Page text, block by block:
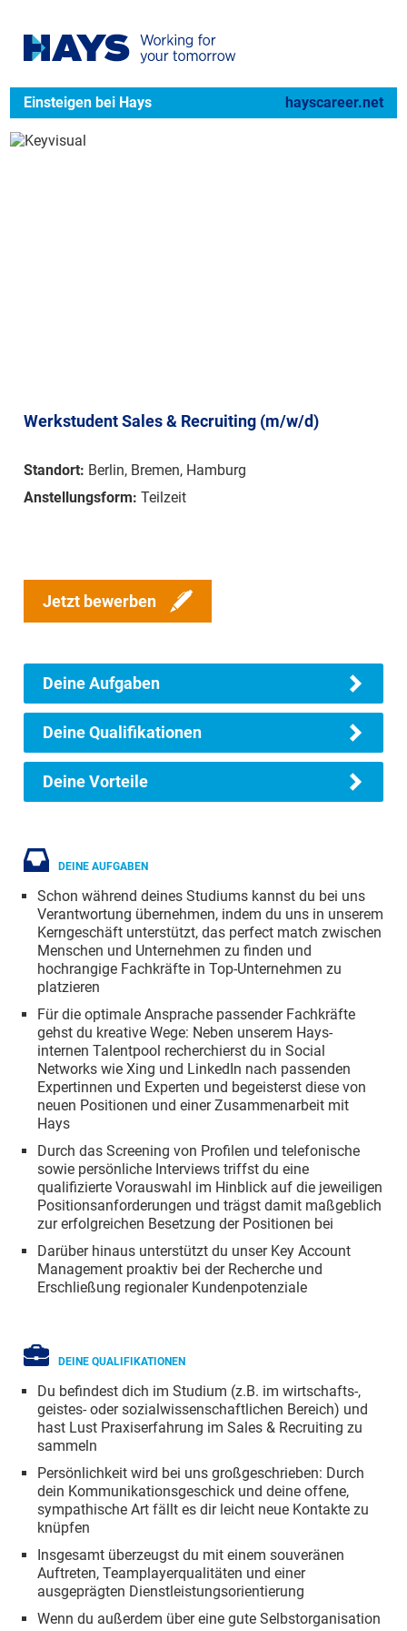
Einsteigen bei Hays hayscareer.net
Werkstudent Sales & Recruiting (m/w/d)
Standort: Berlin, Bremen, Hamburg
Anstellungsform: Teilzeit
Jetzt bewerben
Deine Aufgaben
Deine Qualifikationen
Deine Vorteile
DEINE AUFGABEN
Schon während deines Studiums kannst du bei uns
Verantwortung übernehmen, indem du uns in unserem
Kerngeschäft unterstützt, das perfect match zwischen
Menschen und Unternehmen zu finden und
hochrangige Fachkräfte in Top-Unternehmen zu
platzieren
Für die optimale Ansprache passender Fachkräfte
gehst du kreative Wege: Neben unserem Hays-
internen Talentpool recherchierst du in Social
Networks wie Xing und LinkedIn nach passenden
Expertinnen und Experten und begeisterst diese von
neuen Positionen und einer Zusammenarbeit mit
Hays
Durch das Screening von Profilen und telefonische
sowie persönliche Interviews triffst du eine
qualifizierte Vorauswahl im Hinblick auf die jeweiligen
Positionsanforderungen und trägst damit maßgeblich
zur erfolgreichen Besetzung der Positionen bei
Darüber hinaus unterstützt du unser Key Account
Management proaktiv bei der Recherche und
Erschließung regionaler Kundenpotenziale
DEINE QUALIFIKATIONEN
Du befindest dich im Studium (z.B. im wirtschafts-,
geistes- oder sozialwissenschaftlichen Bereich) und
hast Lust Praxiserfahrung im Sales & Recruiting zu
sammeln
Persönlichkeit wird bei uns großgeschrieben: Durch
dein Kommunikationsgeschick und deine offene,
sympathische Art fällt es dir leicht neue Kontakte zu
knüpfen
Insgesamt überzeugst du mit einem souveränen
Auftreten, Teamplayerqualitäten und einer
ausgeprägten Dienstleistungsorientierung
Wenn du außerdem über eine gute Selbstorganisation